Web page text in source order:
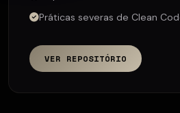
Práticas severas de Clean
VER REPOSITÓRIO